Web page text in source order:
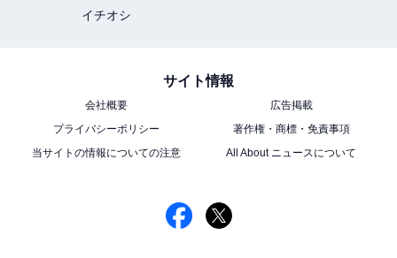
イチオシ
サイト情報
会社概要
広告掲載
プライバシーポリシー
著作権・商標・免責事項
当サイトの情報についての注意
All About ニュースについて